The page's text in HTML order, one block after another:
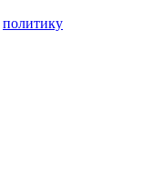
политику